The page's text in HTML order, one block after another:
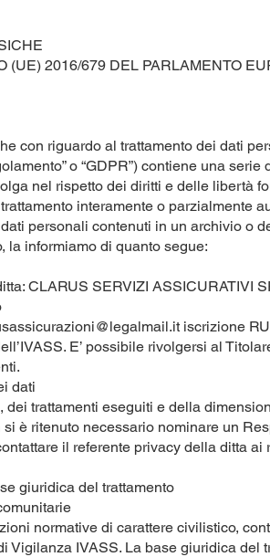
(UE) 2016/679 DEL PARLAMENTO
con riguardo al trattamento dei dati
o “GDPR”) contiene una serie
nel rispetto dei diritti e delle libertà
interamente o parzialmente
personali contenuti in un archivio o
la informiamo di quanto segue:
CLARUS SERVIZI ASSICURATIVI
iscrizione
E’ possibile rivolgersi al
dati
trattamenti eseguiti e della
è ritenuto necessario nominare un
il referente privacy della ditta ai
giuridica del trattamento
normative di carattere civilistico,
Vigilanza IVASS. La base giuridica del